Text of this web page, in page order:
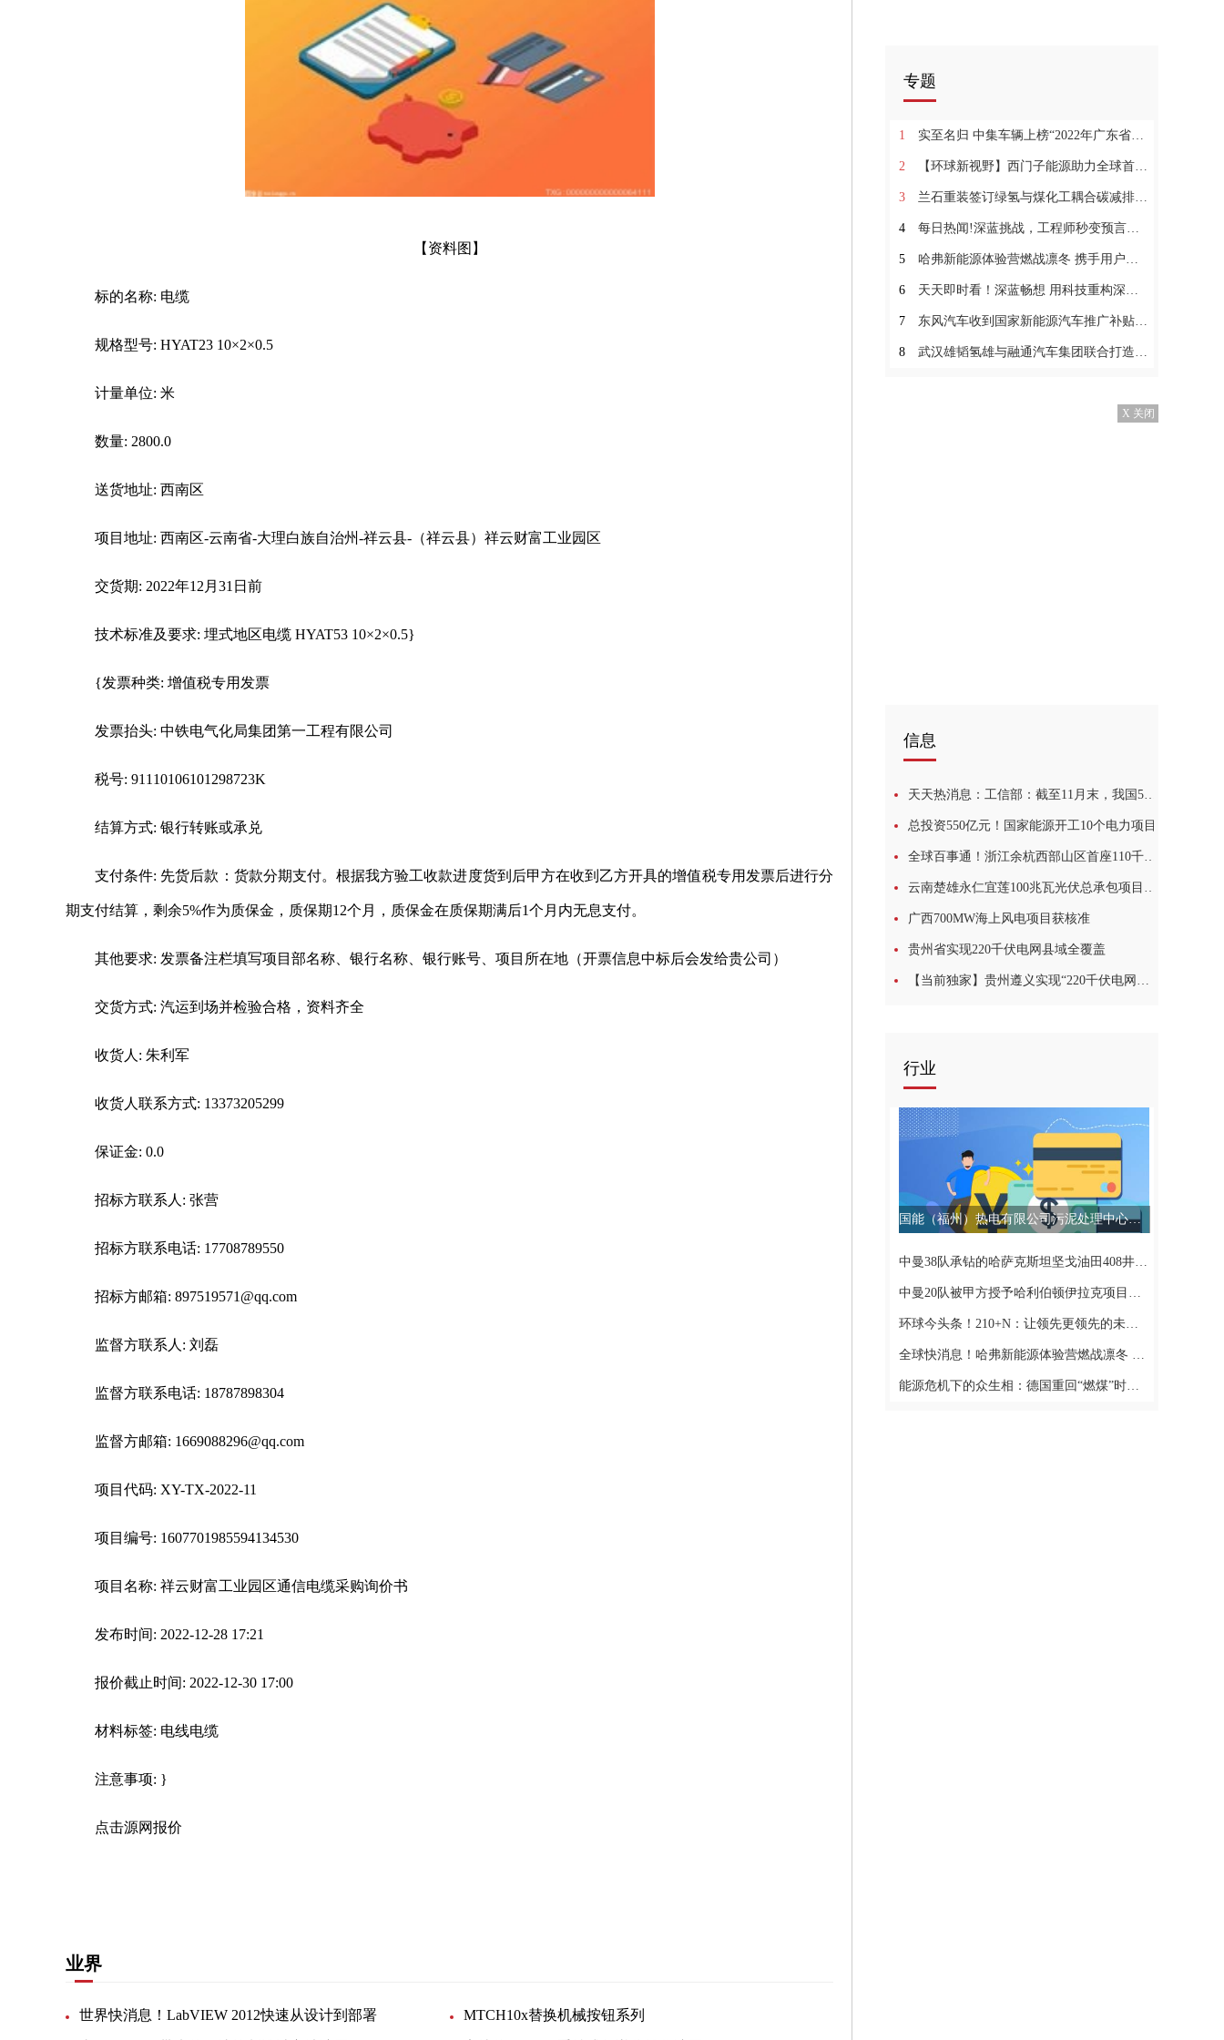
【资料图】
标的名称: 电缆
规格型号: HYAT23 10×2×0.5
计量单位: 米
数量: 2800.0
送货地址: 西南区
项目地址: 西南区-云南省-大理白族自治州-祥云县-（祥云县）祥云财富工业园区
交货期: 2022年12月31日前
技术标准及要求: 埋式地区电缆 HYAT53 10×2×0.5}
{发票种类: 增值税专用发票
发票抬头: 中铁电气化局集团第一工程有限公司
税号: 91110106101298723K
结算方式: 银行转账或承兑
支付条件: 先货后款：货款分期支付。根据我方验工收款进度货到后甲方在收到乙方开具的增值税专用发票后进行分
期支付结算，剩余5%作为质保金，质保期12个月，质保金在质保期满后1个月内无息支付。
其他要求: 发票备注栏填写项目部名称、银行名称、银行账号、项目所在地（开票信息中标后会发给贵公司）
交货方式: 汽运到场并检验合格，资料齐全
收货人: 朱利军
收货人联系方式: 13373205299
保证金: 0.0
招标方联系人: 张营
招标方联系电话: 17708789550
招标方邮箱: 897519571@qq.com
监督方联系人: 刘磊
监督方联系电话: 18787898304
监督方邮箱: 1669088296@qq.com
项目代码: XY-TX-2022-11
项目编号: 1607701985594134530
项目名称: 祥云财富工业园区通信电缆采购询价书
发布时间: 2022-12-28 17:21
报价截止时间: 2022-12-30 17:00
材料标签: 电线电缆
注意事项: }
点击源网报价
业界
世界快消息！LabVIEW 2012快速从设计到部署 MTCH10x替换机械按钮系列
专题
1 实至名归 中集车辆上榜“2022年广东省制造业企业500强”
2 【环球新视野】西门子能源助力全球首座工业级碳中和燃料工厂正式投产
3 兰石重装签订绿氢与煤化工耦合碳减排创新示范项目相关合同
4 每日热闻!深蓝挑战，工程师秒变预言家！
5 哈弗新能源体验营燃战凛冬 携手用户共话驭电未来-世界快消息
6 天天即时看！深蓝畅想 用科技重构深海出行想象
7 东风汽车收到国家新能源汽车推广补贴7000万元
8 武汉雄韬氢雄与融通汽车集团联合打造氢能通勤车_环球观点
X 关闭
信息
天天热消息：工信部：截至11月末，我国5G基站总数达228.7万个
总投资550亿元！国家能源开工10个电力项目
全球百事通！浙江余杭西部山区首座110千伏黄镇变电站正式投运
云南楚雄永仁宜莲100兆瓦光伏总承包项目并网发电-全球快报
广西700MW海上风电项目获核准
贵州省实现220千伏电网县域全覆盖
【当前独家】贵州遵义实现“220千伏电网县域全覆盖”：余庆工程投运
行业
国能（福州）热电有限公司污泥处理中心项目投入试运行_天天最新
中曼38队承钻的哈萨克斯坦坚戈油田408井顺利开钻:最新消息
中曼20队被甲方授予哈利伯顿伊拉克项目卓越QHSE绩效奖
环球今头条！210+N：让领先更领先的未来光伏“密码”
全球快消息！哈弗新能源体验营燃战凛冬 携手用户共话驭电未来
能源危机下的众生相：德国重回“燃煤”时代_世界热闻